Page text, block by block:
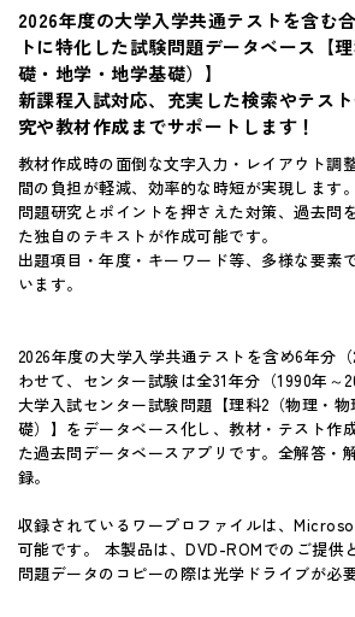
お買い物ガイド
よくあるご質問
体験版・製品資料について
購入後のサポートについて
お問い合せ
2026年度の大学入学共通テストを含む
トに特化した試験問題データベース【
礎・地学・地学基礎）】
新課程入試対応、充実した検索やテス
究や教材作成までサポートします！
教材作成時の面倒な文字入力・レイアウト調
間の負担が軽減、効率的な時短が実現します。
問題研究とポイントを押さえた対策、過去問
た独自のテキストが作成可能です。
出題項目・年度・キーワード等、多様な要素
います。
2026年度の大学入学共通テストを含め6年分
わせて、センター試験は全31年分（1990年～
大学入試センター試験問題【理科2（物理・
礎）】をデータベース化し、教材・テスト作
た過去問データベースアプリです。全解答・
録。
収録されているワープロファイルは、
可能です。 本製品は、DVD-ROMでのご提供
問題データのコピーの際は光学ドライブが必